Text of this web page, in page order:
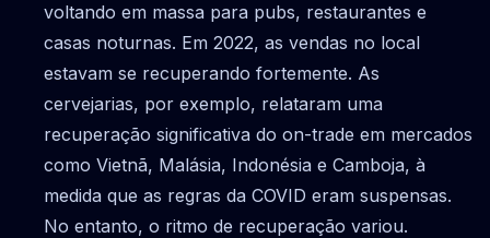
voltando em massa para pubs, restaurantes e
casas noturnas. Em 2022, as vendas no local
estavam se recuperando fortemente. As
cervejarias, por exemplo, relataram uma
recuperação significativa do on-trade em mercados
como Vietnã, Malásia, Indonésia e Camboja, à
medida que as regras da COVID eram suspensas.
No entanto, o ritmo de recuperação variou.